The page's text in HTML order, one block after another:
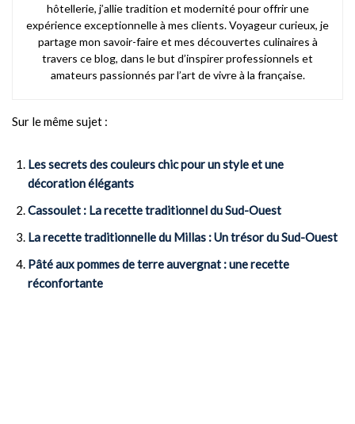
hôtellerie, j’allie tradition et modernité pour offrir une
expérience exceptionnelle à mes clients. Voyageur curieux, je
partage mon savoir-faire et mes découvertes culinaires à
travers ce blog, dans le but d’inspirer professionnels et
amateurs passionnés par l’art de vivre à la française.
Sur le même sujet :
Les secrets des couleurs chic pour un style et une
décoration élégants
Cassoulet : La recette traditionnel du Sud-Ouest
La recette traditionnelle du Millas : Un trésor du Sud-Ouest
Pâté aux pommes de terre auvergnat : une recette
réconfortante